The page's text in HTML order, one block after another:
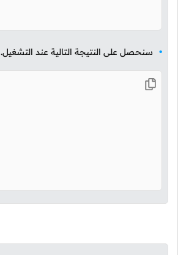
سنحصل على النتيجة التالية عند التشغيل.